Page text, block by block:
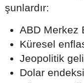
şunlardır:
ABD Merkez
Küresel
Jeopolitik
Dolar